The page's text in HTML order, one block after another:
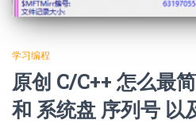
学习编程
原创 C/C++ 怎么最
和 系统盘 序列号 以